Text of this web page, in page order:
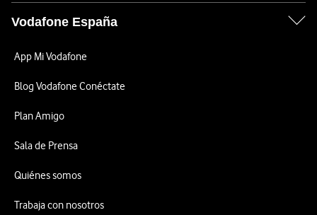
Vodafone España
App Mi Vodafone
Blog Vodafone Conéctate
Plan Amigo
Sala de Prensa
Quiénes somos
Trabaja con nosotros